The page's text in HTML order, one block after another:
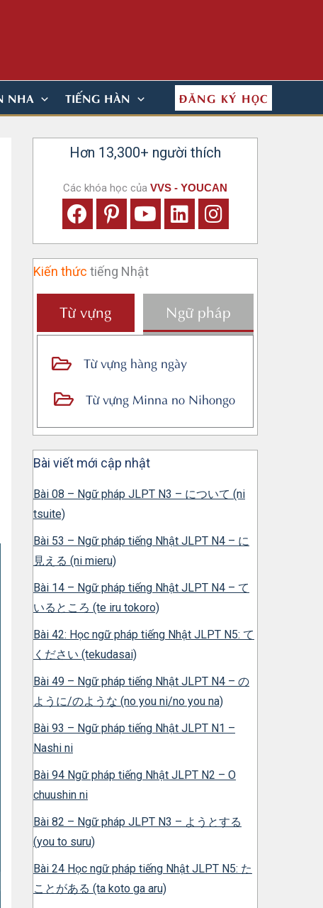
NHA TIẾNG HÀN ĐĂNG KÝ HỌC
Hơn 13,300+ người thích
Các khóa học của VVS - YOUCAN
Kiến thức tiếng Nhật
Từ vựng Ngữ pháp
Từ vựng hàng ngày
Từ vựng Minna no Nihongo
Bài viết mới cập nhật
Bài 08 – Ngữ pháp JLPT N3 – について (ni
tsuite)
Bài 53 – Ngữ pháp tiếng Nhật JLPT N4 – に
見える (ni mieru)
Bài 14 – Ngữ pháp tiếng Nhật JLPT N4 – て
いるところ (te iru tokoro)
Bài 42: Học ngữ pháp tiếng Nhật JLPT N5: て
ください (tekudasai)
Bài 49 – Ngữ pháp tiếng Nhật JLPT N4 – の
ように/のような (no you ni/no you na)
Bài 93 – Ngữ pháp tiếng Nhật JLPT N1 –
Nashi ni
Bài 94 Ngữ pháp tiếng Nhật JLPT N2 – O
chuushin ni
Bài 82 – Ngữ pháp JLPT N3 – ようとする
(you to suru)
Bài 24 Học ngữ pháp tiếng Nhật JLPT N5: た
ことがある (ta koto ga aru)